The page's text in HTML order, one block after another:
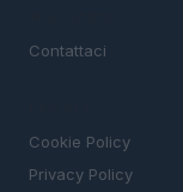
Contattaci
Cookie Policy
Privacy Policy